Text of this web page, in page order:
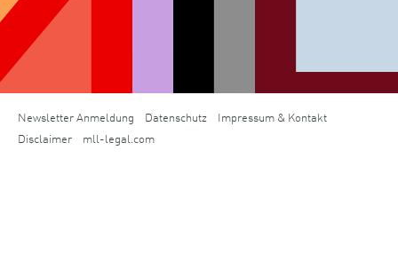
Newsletter Anmeldung Datenschutz
Impressum & Kontakt
Disclaimer
mll-legal.com